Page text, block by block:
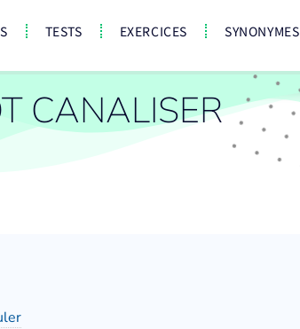
TESTS EXERCICES SYNONYMES
CANALISER